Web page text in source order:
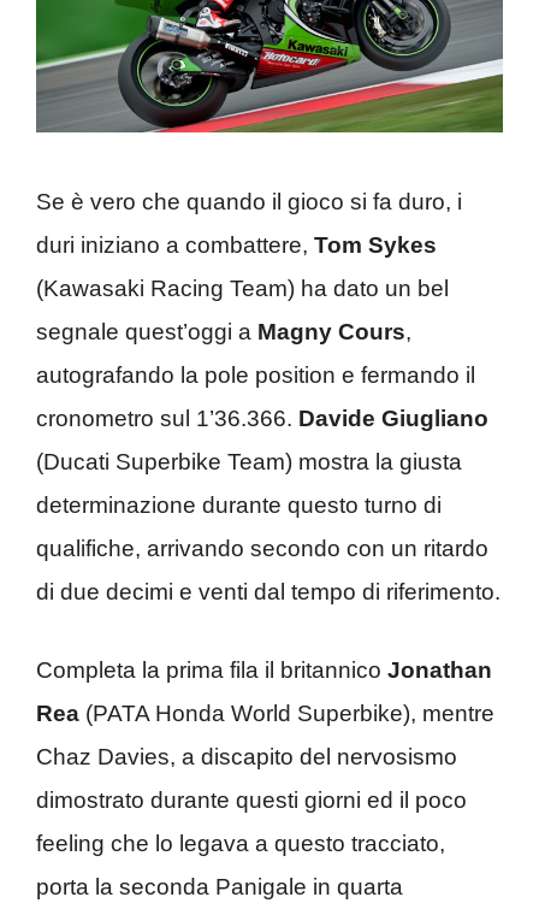
Se è vero che quando il gioco si fa duro, i
duri iniziano a combattere, Tom Sykes
(Kawasaki Racing Team) ha dato un bel
segnale quest’oggi a Magny Cours,
autografando la pole position e fermando il
cronometro sul 1’36.366. Davide Giugliano
(Ducati Superbike Team) mostra la giusta
determinazione durante questo turno di
qualifiche, arrivando secondo con un ritardo
di due decimi e venti dal tempo di riferimento.
Completa la prima fila il britannico Jonathan
Rea (PATA Honda World Superbike), mentre
Chaz Davies, a discapito del nervosismo
dimostrato durante questi giorni ed il poco
feeling che lo legava a questo tracciato,
porta la seconda Panigale in quarta